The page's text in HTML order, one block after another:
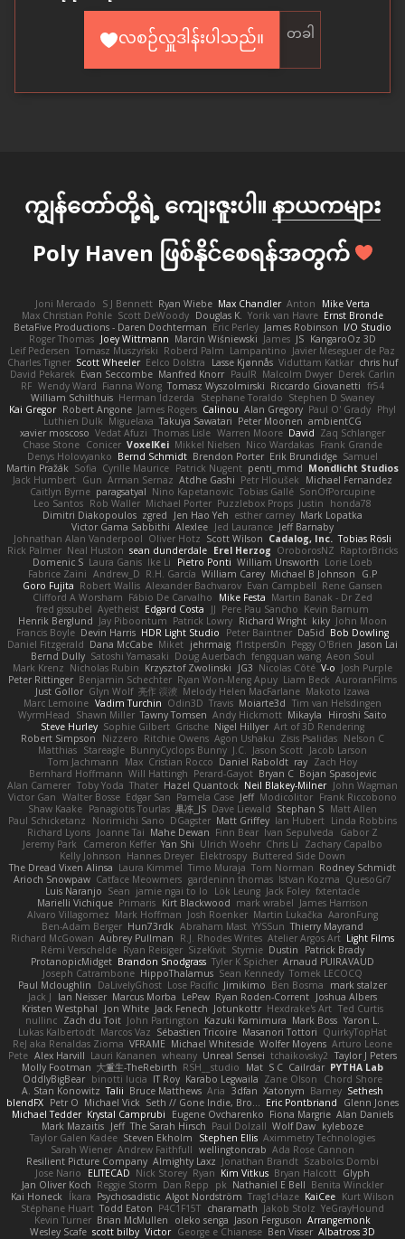
လစဉ်လှူဒါန်းပါသည်။ တခါ
ကျွန်တော်တို့ရဲ့ ကျေးဇူးပါ။ နာယကများ
Poly Haven ဖြစ်နိုင်စေရန်အတွက်
Joni Mercado S J Bennett Ryan Wiebe Max Chandler Anton
Mike Verta
Max Christian Pohle Scott DeWoody Douglas K. Yorik van Havre Ernst Bronde
BetaFive Productions - Daren Dochterman Eric Perley James Robinson I/O Studio
Roger Thomas Joey Wittmann Marcin Wiśniewski James JS KangaroOz 3D
Leif Pedersen Tomasz Muszyński Roberd Palm Lampantino Javier Meseguer de Paz
Charles Tigner Scott Wheeler Eelco Dolstra Lasse Kjønnås Viduttam Katkar chris huf
David Pekarek Evan Seccombe Manfred Knorr PaulR Malcolm Dwyer Derek Carlin
RF Wendy Ward Fianna Wong Tomasz Wyszolmirski Riccardo Giovanetti fr54
William Schilthuis Herman Idzerda Stephane Toraldo Stephen D Swaney
Kai Gregor Robert Angone James Rogers Calinou Alan Gregory Paul O' Grady Phyl
Luthien Dulk Miguelaxa Takuya Sawatari Peter Moonen ambientCG
xavier moscoso Vedat Afuzi Thomas Lisle Warren Moore David Zaq Schlanger
Chase Stone Conicer VoxelKei Mikkel Nielsen Nico Wardakas Frank Grande
Denys Holovyanko Bernd Schmidt Brendon Porter Erik Brundidge Samuel
Martin Pražák Sofia Cyrille Maurice Patrick Nugent penti_mmd Mondlicht Studios
Jack Humbert Gun Arman Sernaz Atdhe Gashi Petr Hloušek
Michael Fernandez
Caitlyn Byrne paragsatyal Nino Kapetanovic Tobias Gallé SonOfPorcupine
Leo Santos Rob Waller Michael Porter Puzzlebox Props Justin
honda78
Dimitri Diakopoulos zgred Jen Hao Yeh esther carney Mark Lopatka
Victor Gama Sabbithi Alexlee Jed Laurance Jeff Barnaby
Johnathan Alan Vanderpool Oliver Hotz Scott Wilson Cadalog, Inc. Tobias Rösli
Rick Palmer Neal Huston sean dunderdale Erel Herzog OroborosNZ RaptorBricks
Domenic S Laura Ganis Ike Li Pietro Ponti William Unsworth Lorie Loeb
Fabrice Zaini Andrew_D R.H. García William Carey Michael B Johnson
G.P
Goro Fujita Robert Wallis Alexander Bachvarov Evan Campbell Rene Gansen
Clifford A Worsham Fábio De Carvalho Mike Festa Martin Banak - Dr Zed
fred gissubel Ayetheist Edgard Costa JJ Pere Pau Sancho Kevin Barnum
Henrik Berglund Jay Piboontum Patrick Lowry Richard Wright kiky John Moon
Francis Boyle Devin Harris HDR Light Studio Peter Baintner Da5id Bob Dowling
Daniel Fitzgerald Dana McCabe Miket jehrmaig f1rstpers0n Peggy O'Brien Jason Lai
Bernd Dully Satoshi Yamasaki Doug Auerbach fengquan wang Aeon Soul
Mark Krenz Nicholas Rubin Krzysztof Zwolinski JG3 Nicolas Côté V-o Josh Purple
Peter Rittinger Benjamin Schechter Ryan Won-Meng Apuy Liam Beck AuroranFilms
Just Gollor Glyn Wolf 亮作 淡波 Melody Helen MacFarlane Makoto Izawa
Marc Lemoine Vadim Turchin Odin3D Travis Moiarte3d Tim van Helsdingen
WyrmHead
Shawn Miller Tawny Tomsen Andy Hickmott Mikayla
Hiroshi Saito
Steve Hurley Sophie Gilbert Grische Nigel Hillyer Art of 3D Rendering
Robert Simpson
Nizzero Ritchie Owens Agon Ushaku Zisis Psalidas Nelson C
Matthias Stareagle BunnyCyclops Bunny J.C. Jason Scott Jacob Larson
Tom Jachmann
Max Cristian Rocco Daniel Raboldt ray Zach Hoy
Bernhard Hoffmann Will Hattingh Perard-Gayot Bryan C Bojan Spasojevic
Alan Camerer Toby Yoda Thater Hazel Quantock Neil Blakey-Milner John Wagman
Victor Gan Walter Bosse Edgar San Pamela Case Jeff Modicolitor Frank Riccobono
Shaw Kaake Panagiotis Tourlas 果冻_JS Dave Liewald Stephan S Matt Allen
Paul Schicketanz
Norimichi Sano DGagster Matt Griffey Ian Hubert Linda Robbins
Richard Lyons Joanne Tai Mahe Dewan Finn Bear Ivan Sepulveda
Gabor Z
Jeremy Park
Cameron Keffer Yan Shi Ulrich Woehr Chris Li
Zachary Capalbo
Kelly Johnson Hannes Dreyer Elektrospy Buttered Side Down
The Dread Vixen Alinsa Laura Kimmel Timo Muraja Tom Norman Rodney Schmidt
Arioch Snowpaw Catface Meowmers gardeninn thomas Istvan Kozma QuesoGr7
Luis Naranjo Sean jamie ngai to lo Lök Leung Jack Foley fxtentacle
Marielli Vichique Primaris Kirt Blackwood mark wrabel James Harrison
Alvaro Villagomez Mark Hoffman Josh Roenker Martin Lukačka AaronFung
Ben-Adam Berger Hun73rdk Abraham Mast YYSSun Thierry Mayrand
Richard McGowan Aubrey Pullman R.J. Rhodes Writes Atelier Argos Art Light Films
Rémi Verschelde Ryan Reisiger SizeKivit Stymie Dustin
Patrick Brady
ProtanopicMidget Brandon Snodgrass Tyler K Spicher Arnaud PUIRAVAUD
Joseph Catrambone HippoThalamus Sean Kennedy Tomek LECOCQ
Paul Mcloughlin
DaLivelyGhost Lose Pacific Jimikimo Ben Bosma
mark stalzer
Jack J
Ian Neisser Marcus Morba LePew Ryan Roden-Corrent Joshua Albers
Kristen Westphal
Jon White Jack Fenech Jotunkottr Hexdrake's Art Ted Curtis
nullinc Zach du Toit John Partington Kazuki Kamimura Mark Boss Yaron L.
Lukas Kalbertodt Marcos Vaz Sébastien Tricoire Masanori Tottori QuirkyTopHat
ReJ aka Renaldas Zioma VFRAME Michael Whiteside Wolfer Moyens Arturo Leone
Pete Alex Harvill Lauri Kananen wheany Unreal Sensei tchaikovsky2 Taylor J Peters
Molly Footman 大重生-TheRebirth RSH__studio Mat S C Cailrdar PYTHA Lab
OddlyBigBear binotti lucia IT Roy Karabo Legwaila Zane Olson
Chord Shore
A. Stan Konowitz Talii Bruce Matthews Aria 3dfan Xatonym Barney Sethesh
blendFX Petr O Michael Vick Seth // Gone Indie, Bro... Eric Pontbriand
Glenn Jones
Michael Tedder Krystal Camprubi Eugene Ovcharenko Fiona Margrie Alan Daniels
Mark Mazaitis Jeff The Sarah Hirsch Paul Dolzall Wolf Daw kyleboze
Taylor Galen Kadee Steven Ekholm Stephen Ellis Aximmetry Technologies
Sarah Wiener Andrew Faithfull wellingtoncrab Ada Rose Cannon
Resilient Picture Company Almighty Laxz Jonathan Brandt Szabolcs Dombi
Jose Nario
ELITECAD Nick Storey Ryan Kim Vitkus Bryan Halcott Glyph
Jan Oliver Koch Reggie Storm Dan Repp pk Nathaniel E Bell Benita Winckler
Kai Honeck Íkara Psychosadistic Algot Nordström Trag1cHaze KaiCee Kurt Wilson
Stéphane Huart Todd Eaton P4C1F15T charamath Jakob Stolz YeGrayHound
Kevin Turner Brian McMullen oleko senga Jason Ferguson Arrangemonk
Wesley Scafe scott bilby Victor George e Chianese Ben Visser Albatross 3D